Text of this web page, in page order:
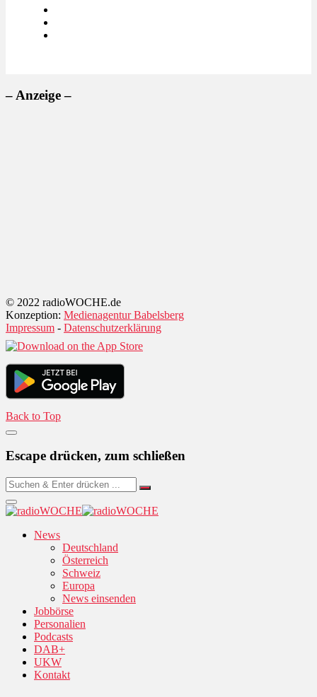
– Anzeige –
© 2022 radioWOCHE.de
Konzeption: Medienagentur Babelsberg
Impressum - Datenschutzerklärung
Back to Top
Escape drücken, zum schließen
News
Deutschland
Österreich
Schweiz
Europa
News einsenden
Jobbörse
Personalien
Podcasts
DAB+
UKW
Kontakt